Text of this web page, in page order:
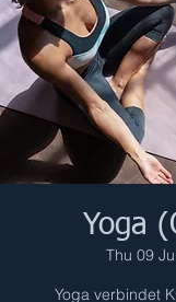
Yoga
Thu 09
Yoga verbindet